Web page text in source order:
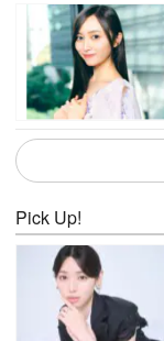
Pick Up!